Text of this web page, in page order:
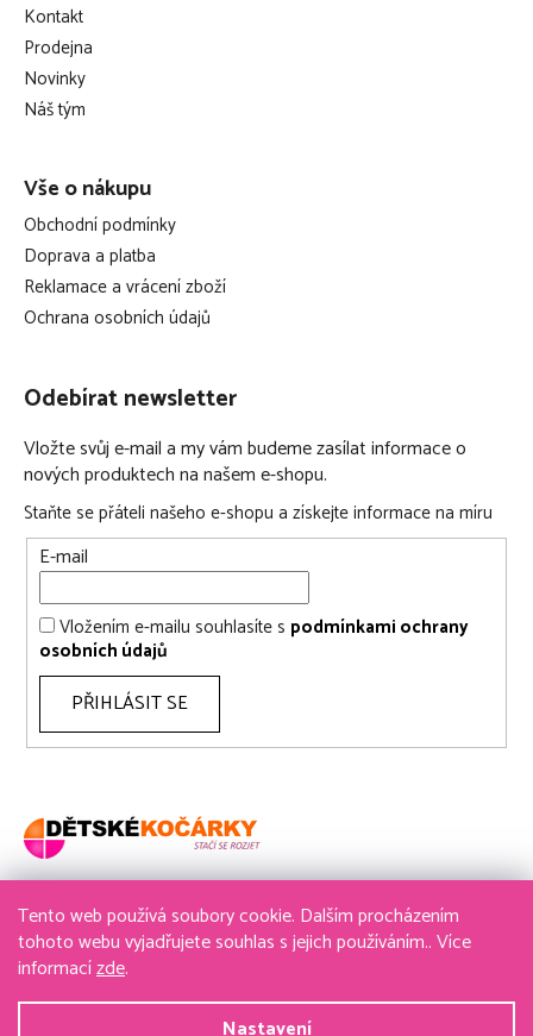
Tento web používá soubory cookie. Dalším procházením
tohoto webu vyjadřujete souhlas s jejich používáním.. Více
informacízde.
Nastavení
Kontakt
Prodejna
Novinky
Náš tým
Vše o nákupu
Obchodní podmínky
Doprava a platba
Reklamace a vrácení zboží
Ochrana osobních údajů
Odebírat newsletter
Vložte svůj e-mail a my vám budeme zasílat informace o
nových produktech na našem e-shopu.
Staňte se přáteli našeho e-shopu a získejte informace na míru
E-mail
Vložením e-mailu souhlasíte s podmínkami ochrany
osobních údajů
PŘIHLÁSIT SE
736 611 204